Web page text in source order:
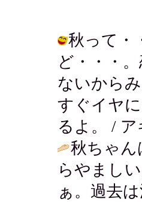
秋って・
ど・・・
ないから
すぐイヤ
るよ。 / ア
秋ちゃん
らやまし
ぁ。過去